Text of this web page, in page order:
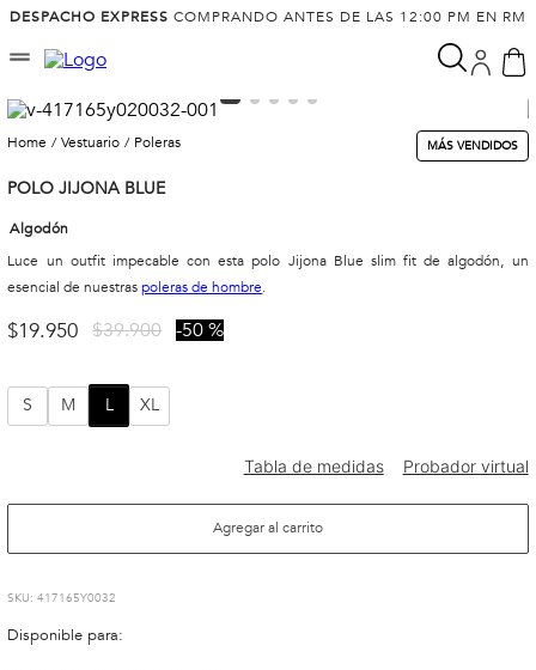
DESPACHO EXPRESS COMPRANDO ANTES DE LAS 12:00 PM EN RM
vestuario poleras MÁS VENDIDOS
POLO JIJONA BLUE
Algodón
Luce un outfit impecable con esta polo Jijona Blue slim fit de algodón, un
esencial de nuestraspoleras de hombre.
$19.950 $39.900 50 %
S M L XL
Agregar al carrito
:417165Y0032
Disponible para: